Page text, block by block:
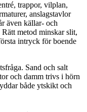
trappor, vilplan,
anslagstavlor
även källar- och
metod minskar slit,
intryck för boende
Sand och salt
och damm trivs i hörn
både ytskikt och